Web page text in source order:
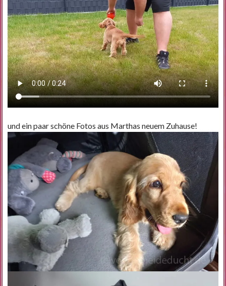
und ein paar schöne Fotos aus Marthas neuem Zuhause!